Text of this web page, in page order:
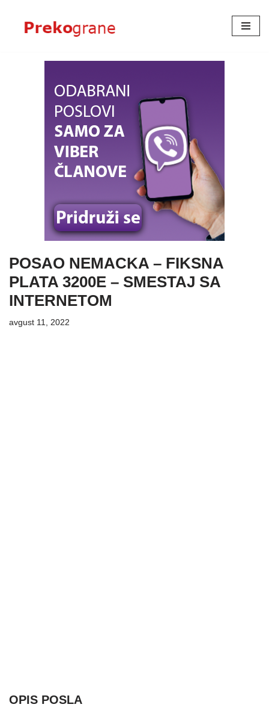
Skoči
POSAO NEMACKA – FIKSNA
PLATA 3200E – SMESTAJ SA
INTERNETOM
avgust 11, 2022
OPIS POSLA